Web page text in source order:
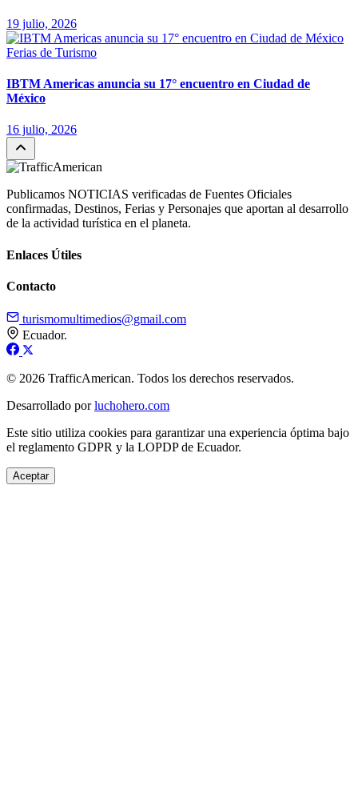
19 julio, 2026
Ferias de Turismo
IBTM Americas anuncia su 17° encuentro en Ciudad de
México
16 julio, 2026
Publicamos NOTICIAS verificadas de Fuentes Oficiales
confirmadas, Destinos, Ferias y Personajes que aportan al desarrollo
de la actividad turística en el planeta.
Enlaces Útiles
Contacto
turismomultimedios@gmail.com
Ecuador.
© 2026 TrafficAmerican. Todos los derechos reservados.
Desarrollado porluchohero.com
Este sitio utiliza cookies para garantizar una experiencia óptima bajo
el reglamento GDPR y la LOPDP de Ecuador.
Aceptar